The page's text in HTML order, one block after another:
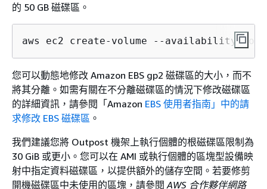
的 50 GB 磁碟區。
aws ec2 create-volume --availability-
您可以動態地修改 Amazon EBS gp2 磁碟區的大小，而不
將其分離。如需有關在不分離磁碟區的情況下修改磁碟區
的詳細資訊，請參閱「Amazon EBS 使用者指南」 中的請
求修改 EBS 磁碟區 。
我們建議您將 Outpost 機架上執行個體的根磁碟區限制為
30 GiB 或更小。您可以在 AMI 或執行個體的區塊型設備映
射中指定資料磁碟區，以提供額外的儲存空間。若要修剪
開機磁碟區中未使用的區塊，請參閱 AWS 合作夥伴網路